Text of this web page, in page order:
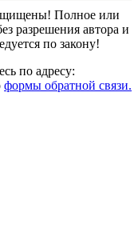
Полное или
разрешения автора и
по закону!
по адресу:
формы обратной связи.